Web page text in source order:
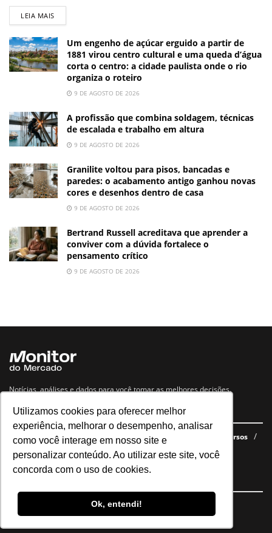
Utilizamos cookies para oferecer melhor
experiência, melhorar o desempenho, analisar
como você interage em nosso site e
personalizar conteúdo. Ao utilizar este site, você
concorda com o uso de cookies.
Ok, entendi!
LEIA MAIS
Um engenho de açúcar erguido a partir de
1881 virou centro cultural e uma queda d’água
corta o centro: a cidade paulista onde o rio
organiza o roteiro
9 DE AGOSTO DE 2026
A profissão que combina soldagem, técnicas
de escalada e trabalho em altura
9 DE AGOSTO DE 2026
Granilite voltou para pisos, bancadas e
paredes: o acabamento antigo ganhou novas
cores e desenhos dentro de casa
9 DE AGOSTO DE 2026
Bertrand Russell acreditava que aprender a
conviver com a dúvida fortalece o
pensamento crítico
9 DE AGOSTO DE 2026
Notícias, análises e dados para você tomar as melhores decisões.
Navegue no site
Últimas notícias Quem somos E-books gratuitos
Cursos
Política de privacidade